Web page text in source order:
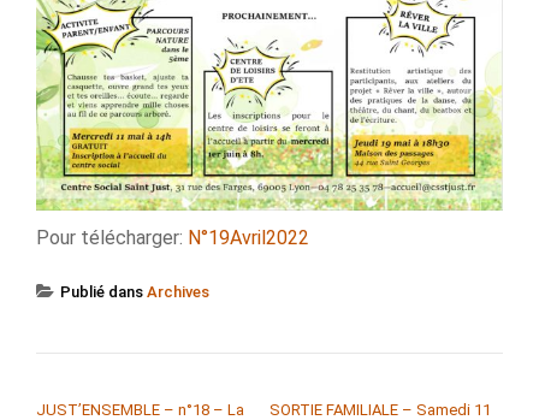
Pour télécharger: N°19Avril2022
Publié dans Archives
JUST’ENSEMBLE – n°18 – La
SORTIE FAMILIALE – Samedi 11